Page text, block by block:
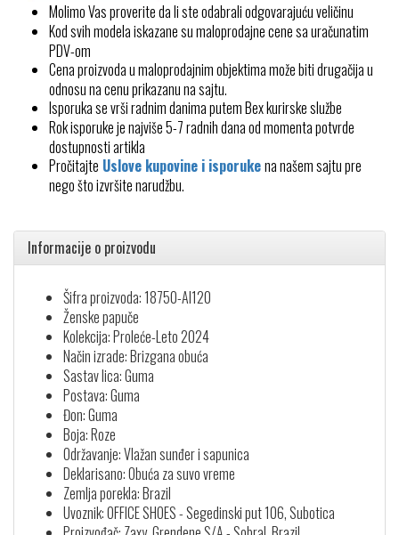
Molimo Vas proverite da li ste odabrali odgovarajuću veličinu
Kod svih modela iskazane su maloprodajne cene sa uračunatim
PDV-om
Cena proizvoda u maloprodajnim objektima može biti drugačija u
odnosu na cenu prikazanu na sajtu.
Isporuka se vrši radnim danima putem Bex kurirske službe
Rok isporuke je najviše 5-7 radnih dana od momenta potvrde
dostupnosti artikla
Pročitajte Uslove kupovine i isporukena našem sajtu pre
nego što izvršite narudžbu.
Informacije o proizvodu
Šifra proizvoda: 18750-AI120
Ženske papuče
Kolekcija: Proleće-Leto 2024
Način izrade: Brizgana obuća
Sastav lica: Guma
Postava: Guma
Đon: Guma
Boja: Roze
Održavanje: Vlažan sunđer i sapunica
Deklarisano: Obuća za suvo vreme
Zemlja porekla: Brazil
Uvoznik: OFFICE SHOES - Segedinski put 106, Subotica